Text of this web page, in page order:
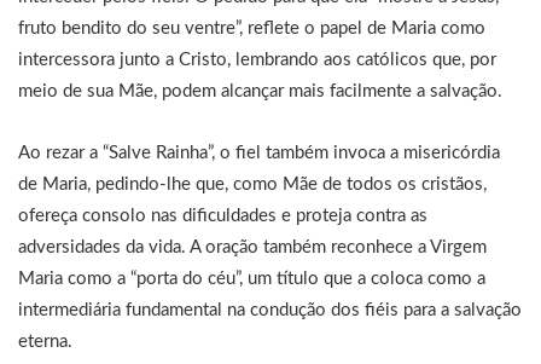
fruto bendito do seu ventre”, reflete o papel de Maria como
intercessora junto a Cristo, lembrando aos católicos que, por
meio de sua Mãe, podem alcançar mais facilmente a salvação.
Ao rezar a “Salve Rainha”, o fiel também invoca a misericórdia
de Maria, pedindo-lhe que, como Mãe de todos os cristãos,
ofereça consolo nas dificuldades e proteja contra as
adversidades da vida. A oração também reconhece a Virgem
Maria como a “porta do céu”, um título que a coloca como a
intermediária fundamental na condução dos fiéis para a salvação
eterna.